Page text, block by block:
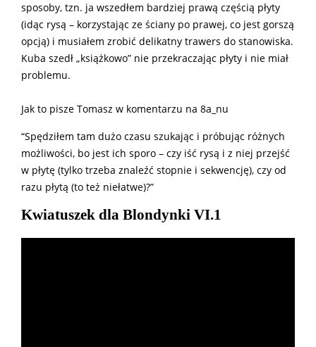
sposoby, tzn. ja wszedłem bardziej prawą częścią płyty
(idąc rysą – korzystając ze ściany po prawej, co jest gorszą
opcją) i musiałem zrobić delikatny trawers do stanowiska.
Kuba szedł „książkowo” nie przekraczając płyty i nie miał
problemu.
Jak to pisze Tomasz w komentarzu na 8a_nu
“Spędziłem tam dużo czasu szukając i próbując różnych
możliwości, bo jest ich sporo – czy iść rysą i z niej przejść
w płytę (tylko trzeba znaleźć stopnie i sekwencję), czy od
razu płytą (to też niełatwe)?”
Kwiatuszek dla Blondynki VI.1